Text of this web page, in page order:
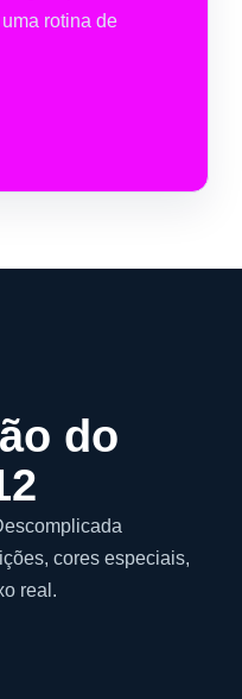
rotina de
do
cores especiais,
real.